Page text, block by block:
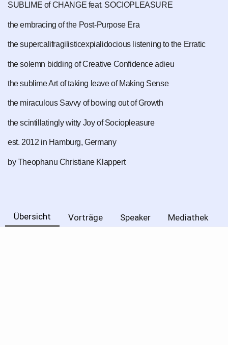
SUBLIME of CHANGE feat. SOCIOPLEASURE
the embracing of the Post-Purpose Era
the supercalifragilisticexpialidocious listening to the Erratic
the solemn bidding of Creative Confidence adieu
the sublime Art of taking leave of Making Sense
the miraculous Savvy of bowing out of Growth
the scintillatingly witty Joy of Sociopleasure
est. 2012 in Hamburg, Germany
by Theophanu Christiane Klappert
Übersicht Vorträge Speaker Mediathek